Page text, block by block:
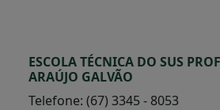
ESCOLA TÉCNICA DO SUS
ARAÚJO GALVÃO
Telefone: (67) 3345 - 8053